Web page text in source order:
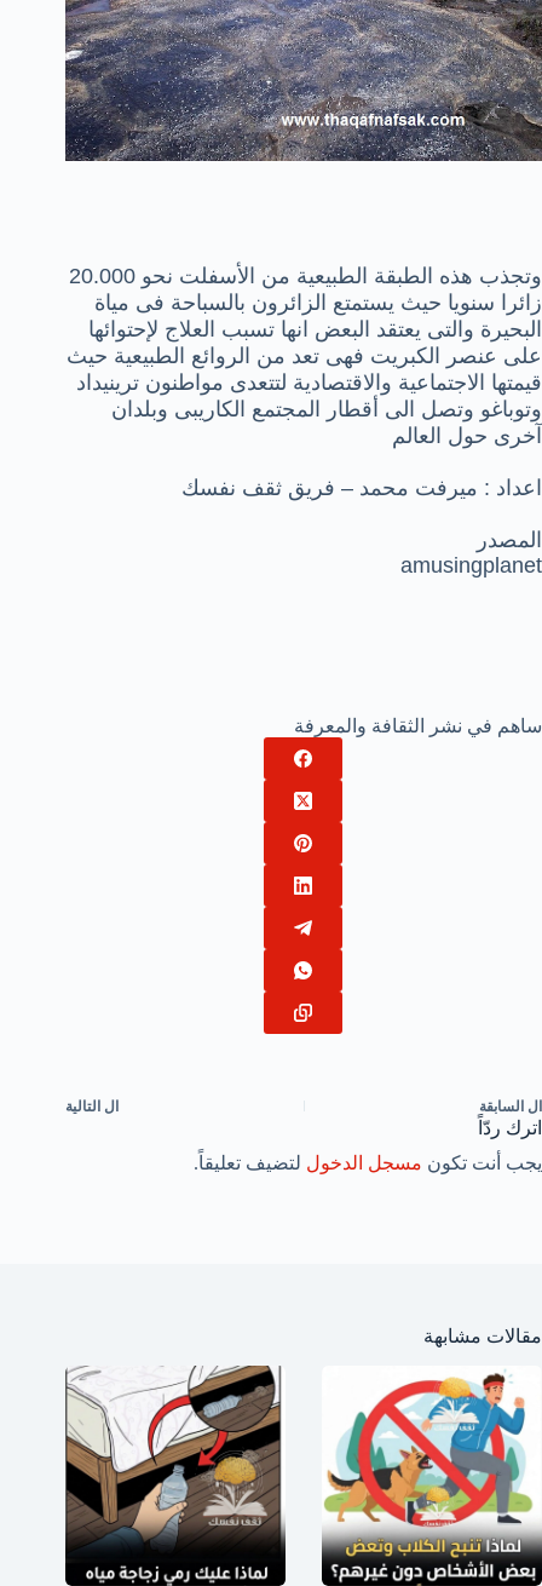
وتجذب هذه الطبقة الطبيعية من الأسفلت نحو 20.000
زائرا سنويا حيث يستمتع الزائرون بالسباحة فى مياة
البحيرة والتى يعتقد البعض انها تسبب العلاج لإحتوائها
على عنصر الكبريت فهى تعد من الروائع الطبيعية حيث
قيمتها الاجتماعية والاقتصادية لتتعدى مواطنون ترينيداد
وتوباغو وتصل الى أقطار المجتمع الكاريبى وبلدان
آخرى حول العالم
اعداد : ميرفت محمد – فريق ثقف نفسك
المصدر
amusingplanet
ساهم في نشر الثقافة والمعرفة
ال السابقة ال التالية
اترك ردّاً
يجب أنت تكون مسجل الدخول لتضيف تعليقاً.
مقالات مشابهة